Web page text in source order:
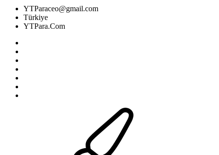
YTParaceo@gmail.com
Türkiye
YTPara.Com